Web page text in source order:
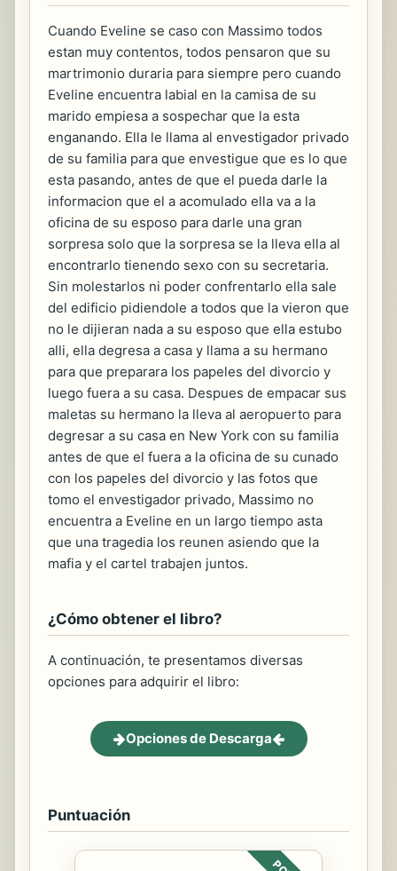
Cuando Eveline se caso con Massimo todos
estan muy contentos, todos pensaron que su
martrimonio duraria para siempre pero cuando
Eveline encuentra labial en la camisa de su
marido empiesa a sospechar que la esta
enganando. Ella le llama al envestigador privado
de su familia para que envestigue que es lo que
esta pasando, antes de que el pueda darle la
informacion que el a acomulado ella va a la
oficina de su esposo para darle una gran
sorpresa solo que la sorpresa se la lleva ella al
encontrarlo tienendo sexo con su secretaria.
Sin molestarlos ni poder confrentarlo ella sale
del edificio pidiendole a todos que la vieron que
no le dijieran nada a su esposo que ella estubo
alli, ella degresa a casa y llama a su hermano
para que preparara los papeles del divorcio y
luego fuera a su casa. Despues de empacar sus
maletas su hermano la lleva al aeropuerto para
degresar a su casa en New York con su familia
antes de que el fuera a la oficina de su cunado
con los papeles del divorcio y las fotos que
tomo el envestigador privado, Massimo no
encuentra a Eveline en un largo tiempo asta
que una tragedia los reunen asiendo que la
mafia y el cartel trabajen juntos.
¿Cómo obtener el libro?
A continuación, te presentamos diversas
opciones para adquirir el libro:
Opciones de Descarga
Puntuación